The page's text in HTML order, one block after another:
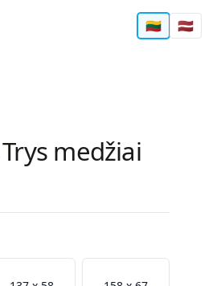
🇱🇹 🇱🇻
medžiai